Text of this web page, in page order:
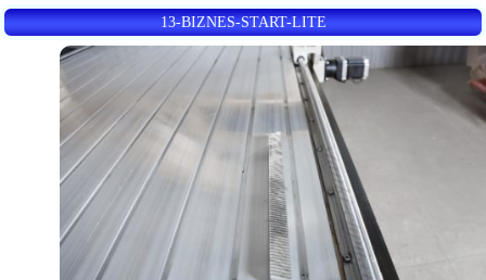
13-BIZNES-START-LITE